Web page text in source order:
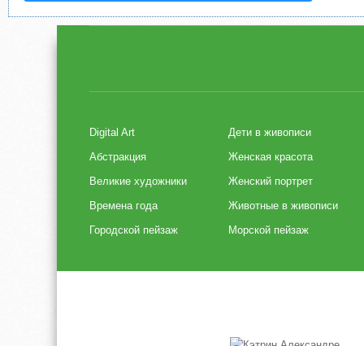
Digital Art
Абстракция
Великие художники
Времена года
Городской пейзаж
Дети в живописи
Женская красота
Женский портрет
Животные в живописи
Морской пейзаж